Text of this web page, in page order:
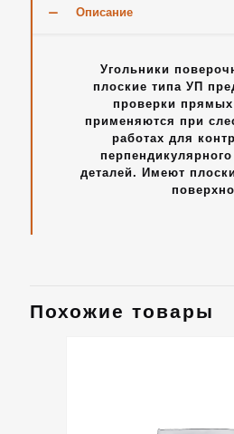
Описание
Угольники
плоские типа УП
проверки прямых
применяются при
работах для
деталей. Имеют
Похожие товары